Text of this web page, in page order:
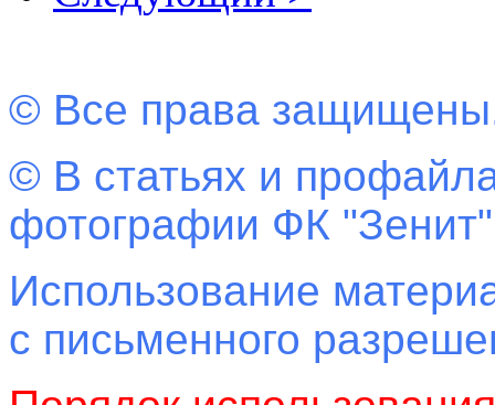
© Все права
© В статьях и
фотографии ФК
Использование
с письменного